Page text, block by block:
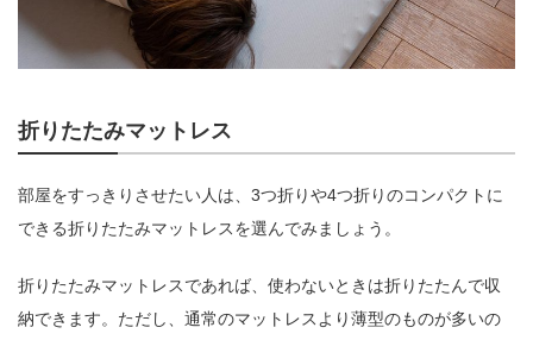
折りたたみマットレス
部屋をすっきりさせたい人は、3つ折りや4つ折りのコンパクトに
できる折りたたみマットレスを選んでみましょう。
折りたたみマットレスであれば、使わないときは折りたたんで収
納できます。ただし、通常のマットレスより薄型のものが多いの